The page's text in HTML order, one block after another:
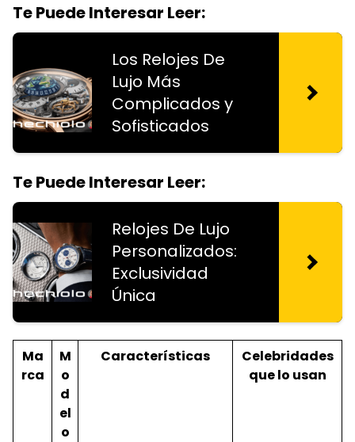
Te Puede Interesar Leer:
Los Relojes De
Lujo Más
Complicados y
Sofisticados
Te Puede Interesar Leer:
Relojes De Lujo
Personalizados:
Exclusividad
Única
Ma
rca
M
o
d
el
o
Características
Celebridades
que lo usan